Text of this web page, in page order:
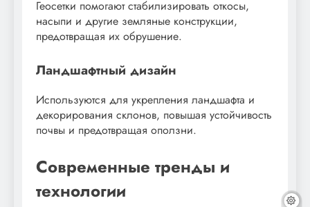
Геосетки помогают стабилизировать откосы,
насыпи и другие земляные конструкции,
предотвращая их обрушение.
Ландшафтный дизайн
Используются для укрепления ландшафта и
декорирования склонов, повышая устойчивость
почвы и предотвращая оползни.
Современные тренды и
технологии